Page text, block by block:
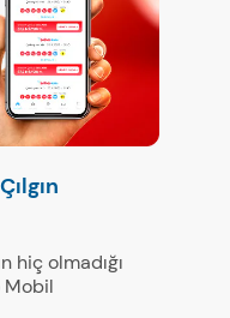
hiç olmadığı
Mobil